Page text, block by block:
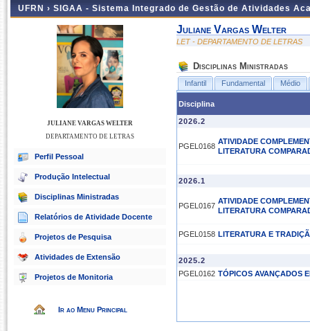
UFRN › SIGAA - Sistema Integrado de Gestão de Atividades
JULIANE VARGAS WELTER
DEPARTAMENTO DE LETRAS
Perfil Pessoal
Produção Intelectual
Disciplinas Ministradas
Relatórios de Atividade Docente
Projetos de Pesquisa
Atividades de Extensão
Projetos de Monitoria
Ir ao Menu Principal
Juliane Vargas Welter
LET - DEPARTAMENTO DE LETRAS
Disciplinas Ministradas
Infantil Fundamental Médio
Disciplina
2026.2
PGEL0168
ATIVIDADE
LITERATURA
2026.1
PGEL0167
ATIVIDADE
LITERATURA
PGEL0158 LITERATURA E
2025.2
PGEL0162 TÓPICOS AVANÇADOS